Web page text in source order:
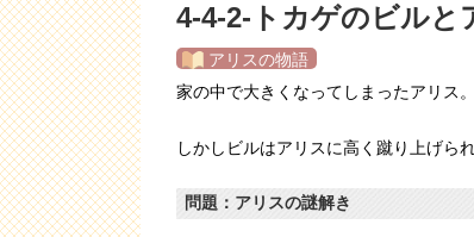
4-4-2-トカゲのビルと
アリスの物語
家の中で大きくなってしまったアリス
しかしビルはアリスに高く蹴り上げら
問題：アリスの謎解き